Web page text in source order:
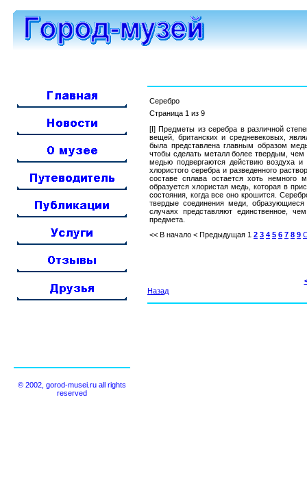
© 2002, gorod-musei.ru all rights
reserved
Серебро
Страница 1 из 9
[I] Предметы из серебра в различной
вещей, британских и средневековых,
была представлена главным образом
чтобы сделать металл более твердым, чем
медью подвергаются действию воздуха и
хлористого серебра и разведенного
составе сплава остается хоть немного
образуется хлористая медь, которая в
состояния, когда все оно крошится.
твердые соединения меди,
случаях представляют единственное,
предмета.
<< В начало < Предыдущая 1 2 3 4 5 6 7 8 9
Назад